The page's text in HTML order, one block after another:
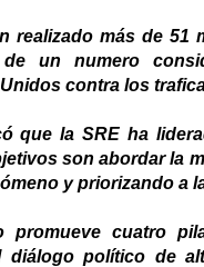
realizado más de
un numero
contra los
que la SRE ha
son abordar la
y priorizando a
promueve cuatro
diálogo político de